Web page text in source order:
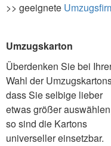
>> geeignete
Umzugskarton
Überdenken Sie bei
Wahl der
dass Sie selbige lieber
etwas größer
so sind die Kartons
universeller einsetzbar.